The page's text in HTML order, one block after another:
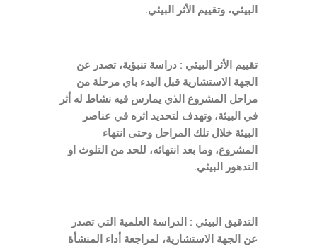
البيئي، وتقييم الأثر البيئي.
تقييم الأثر البيئي : دراسة تنبؤية، تصدر عن
الجهة الاستشارية قبل البدء باي مرحلة من
مراحل المشروع الذي يمارس فيه نشاط له أثر
في البيئة، وتهدف لتحديد اثره في عناصر
البيئة خلال تلك المراحل وحتى انتهاء
المشروع، وما بعد انتهائه، للحد من التلوث او
التدهور البيئي.
التدقيق البيئي : الدراسة العلمية التي تصدر
عن الجهة الاستشارية، لمراجعة أداء المنشأة